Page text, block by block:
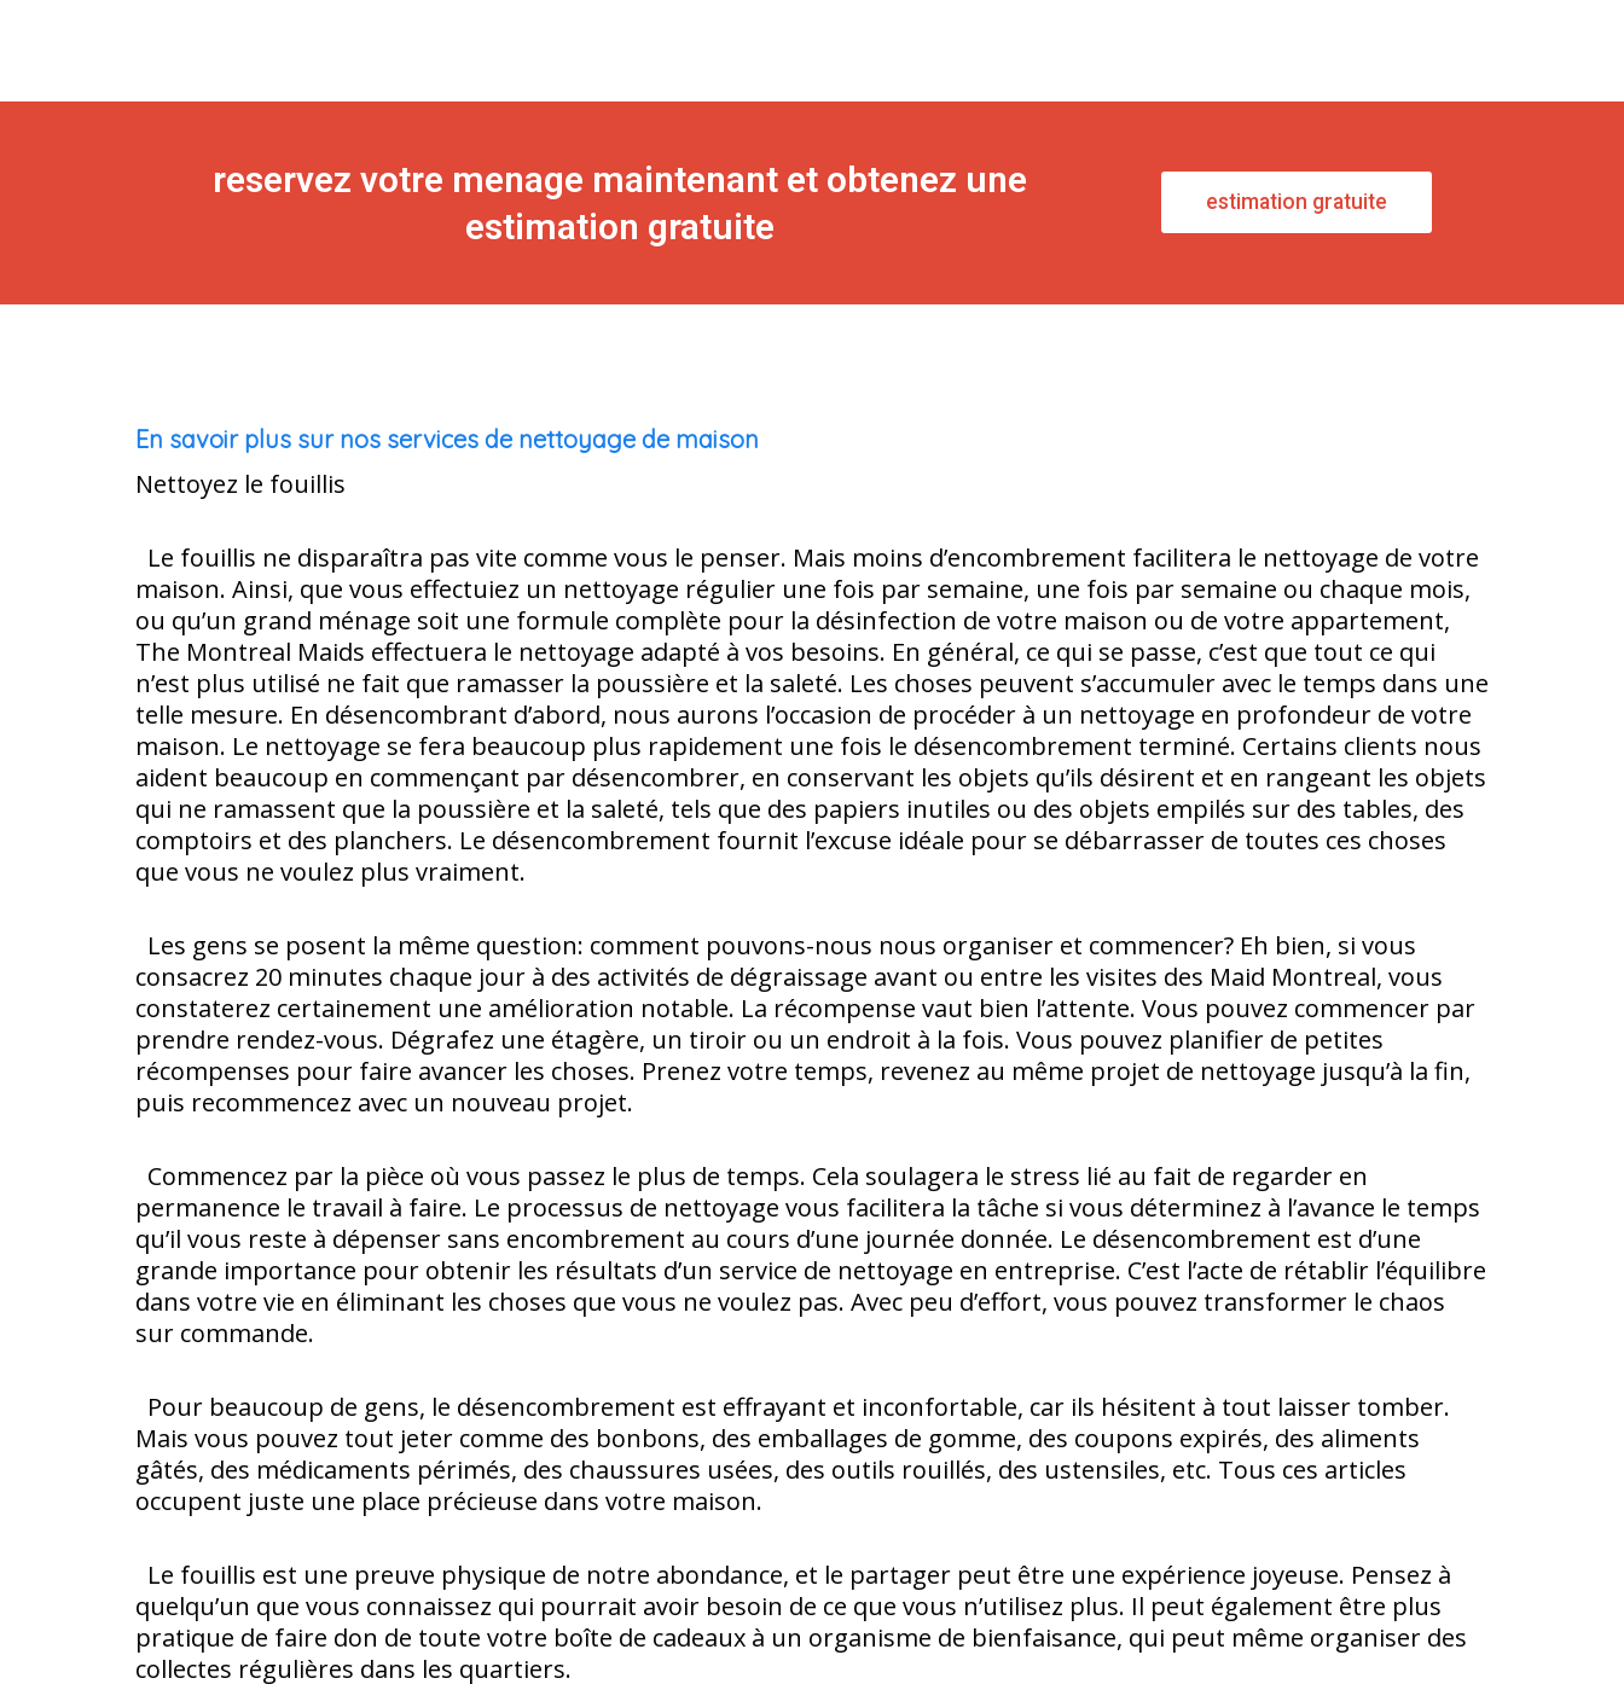
reservez votre menage maintenant et obtenez une
estimation gratuite
estimation gratuite
En savoir plus sur nos services de nettoyage de maison
Nettoyez le fouillis
Le fouillis ne disparaîtra pas vite comme vous le penser. Mais moins d’encombrement facilitera le nettoyage de votre
maison. Ainsi, que vous effectuiez un nettoyage régulier une fois par semaine, une fois par semaine ou chaque mois,
ou qu’un grand ménage soit une formule complète pour la désinfection de votre maison ou de votre appartement,
The Montreal Maids effectuera le nettoyage adapté à vos besoins. En général, ce qui se passe, c’est que tout ce qui
n’est plus utilisé ne fait que ramasser la poussière et la saleté. Les choses peuvent s’accumuler avec le temps dans une
telle mesure. En désencombrant d’abord, nous aurons l’occasion de procéder à un nettoyage en profondeur de votre
maison. Le nettoyage se fera beaucoup plus rapidement une fois le désencombrement terminé. Certains clients nous
aident beaucoup en commençant par désencombrer, en conservant les objets qu’ils désirent et en rangeant les objets
qui ne ramassent que la poussière et la saleté, tels que des papiers inutiles ou des objets empilés sur des tables, des
comptoirs et des planchers. Le désencombrement fournit l’excuse idéale pour se débarrasser de toutes ces choses
que vous ne voulez plus vraiment.
Les gens se posent la même question: comment pouvons-nous nous organiser et commencer? Eh bien, si vous
consacrez 20 minutes chaque jour à des activités de dégraissage avant ou entre les visites des Maid Montreal, vous
constaterez certainement une amélioration notable. La récompense vaut bien l’attente. Vous pouvez commencer par
prendre rendez-vous. Dégrafez une étagère, un tiroir ou un endroit à la fois. Vous pouvez planifier de petites
récompenses pour faire avancer les choses. Prenez votre temps, revenez au même projet de nettoyage jusqu’à la fin,
puis recommencez avec un nouveau projet.
Commencez par la pièce où vous passez le plus de temps. Cela soulagera le stress lié au fait de regarder en
permanence le travail à faire. Le processus de nettoyage vous facilitera la tâche si vous déterminez à l’avance le temps
qu’il vous reste à dépenser sans encombrement au cours d’une journée donnée. Le désencombrement est d’une
grande importance pour obtenir les résultats d’un service de nettoyage en entreprise. C’est l’acte de rétablir l’équilibre
dans votre vie en éliminant les choses que vous ne voulez pas. Avec peu d’effort, vous pouvez transformer le chaos
sur commande.
Pour beaucoup de gens, le désencombrement est effrayant et inconfortable, car ils hésitent à tout laisser tomber.
Mais vous pouvez tout jeter comme des bonbons, des emballages de gomme, des coupons expirés, des aliments
gâtés, des médicaments périmés, des chaussures usées, des outils rouillés, des ustensiles, etc. Tous ces articles
occupent juste une place précieuse dans votre maison.
Le fouillis est une preuve physique de notre abondance, et le partager peut être une expérience joyeuse. Pensez à
quelqu’un que vous connaissez qui pourrait avoir besoin de ce que vous n’utilisez plus. Il peut également être plus
pratique de faire don de toute votre boîte de cadeaux à un organisme de bienfaisance, qui peut même organiser des
collectes régulières dans les quartiers.